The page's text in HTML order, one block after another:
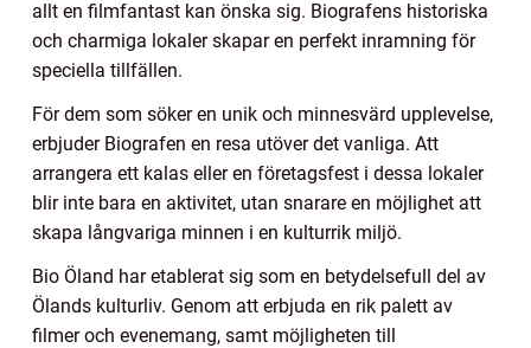
allt en filmfantast kan önska sig. Biografens historiska
och charmiga lokaler skapar en perfekt inramning för
speciella tillfällen.
För dem som söker en unik och minnesvärd upplevelse,
erbjuder Biografen en resa utöver det vanliga. Att
arrangera ett kalas eller en företagsfest i dessa lokaler
blir inte bara en aktivitet, utan snarare en möjlighet att
skapa långvariga minnen i en kulturrik miljö.
Bio Öland har etablerat sig som en betydelsefull del av
Ölands kulturliv. Genom att erbjuda en rik palett av
filmer och evenemang, samt möjligheten till